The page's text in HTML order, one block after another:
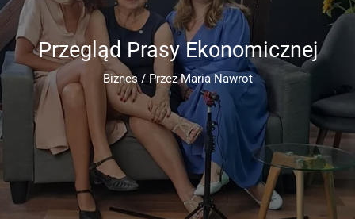
Przegląd Prasy Ekonomicznej
Biznes/ PrzezMaria Nawrot